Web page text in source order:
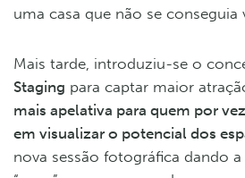
uma casa que não se conseguia
Mais tarde, introduziu-se o
Staging para captar maior
mais apelativa para quem por
em visualizar o potencial dos
nova sessão fotográfica dando